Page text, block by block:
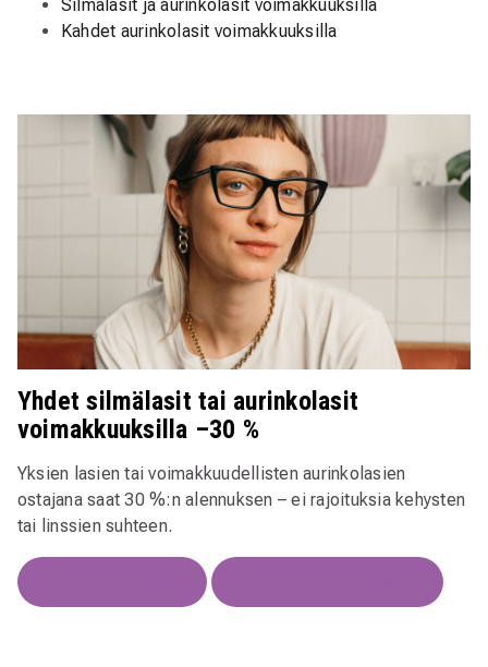
Silmälasit ja aurinkolasit voimakkuuksilla
Kahdet aurinkolasit voimakkuuksilla
Yhdet silmälasit tai aurinkolasit
voimakkuuksilla –30 %
Yksien lasien tai voimakkuudellisten aurinkolasien
ostajana saat 30 %:n alennuksen – ei rajoituksia kehysten
tai linssien suhteen.